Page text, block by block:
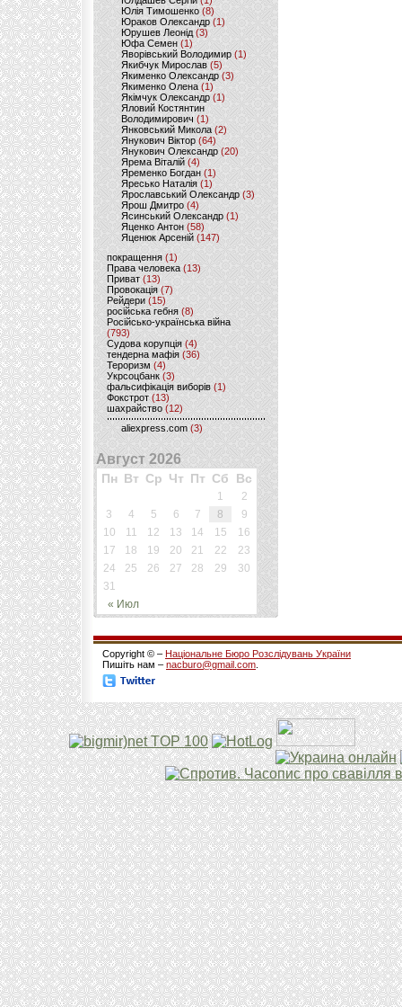
Юлія Тимошенко (8)
Юраков Олександр (1)
Юрушев Леонід (3)
Юфа Семен (1)
Яворівський Володимир (1)
Якибчук Мирослав (5)
Якименко Олександр (3)
Якименко Олена(1)
Якімчук Олександр (1)
Яловий Костянтин
Володимирович (1)
Янковський Микола(2)
Янукович Віктор (64)
Янукович Олександр(20)
Ярема Віталій(4)
Яременко Богдан(1)
Яресько Наталія(1)
Ярославський Олександр (3)
Ярош Дмитро (4)
Ясинський Олександр (1)
Яценко Антон(58)
Яценюк Арсеній (147)
покращення (1)
Права человека(13)
Приват (13)
Провокація (7)
Рейдери (15)
російська гебня (8)
Російсько-українська війна
(793)
Судова корупція (4)
тендерна мафія (36)
Тероризм (4)
Укрсоцбанк (3)
фальсифікація виборів (1)
Фокстрот(13)
шахрайство (12)
aliexpress.com (3)
Август 2026
Пн Вт Ср Чт Пт Сб Вс
« Июл
1
2
3
4 5 6 7 8
9
10
11 12 13 14 15
16
17
18 19 20 21 22
23
24
25 26 27 28 29
30
31
Copyright © – Національне Бюро Розслідувань України
Пишіть нам – nacburo@gmail.com